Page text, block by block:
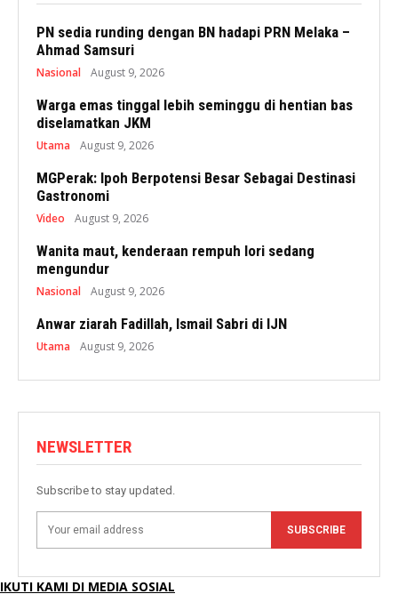
PN sedia runding dengan BN hadapi PRN Melaka –
Ahmad Samsuri
Nasional August 9, 2026
Warga emas tinggal lebih seminggu di hentian bas
diselamatkan JKM
Utama August 9, 2026
MGPerak: Ipoh Berpotensi Besar Sebagai Destinasi
Gastronomi
Video August 9, 2026
Wanita maut, kenderaan rempuh lori sedang
mengundur
Nasional August 9, 2026
Anwar ziarah Fadillah, Ismail Sabri di IJN
Utama August 9, 2026
NEWSLETTER
Subscribe to stay updated.
SUBSCRIBE
IKUTI KAMI DI MEDIA SOSIAL